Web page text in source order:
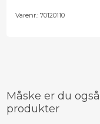
Varenr.:70120110
Måske er du
produkter